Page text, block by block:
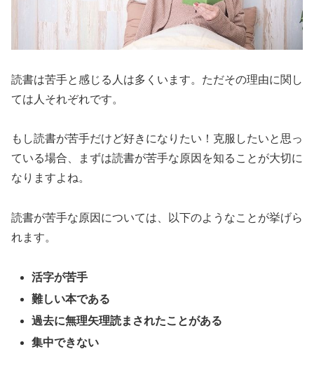
読書は苦手と感じる人は多くいます。ただその理由に関し
ては人それぞれです。
もし読書が苦手だけど好きになりたい！克服したいと思っ
ている場合、まずは読書が苦手な原因を知ることが大切に
なりますよね。
読書が苦手な原因については、以下のようなことが挙げら
れます。
活字が苦手
難しい本である
過去に無理矢理読まされたことがある
集中できない